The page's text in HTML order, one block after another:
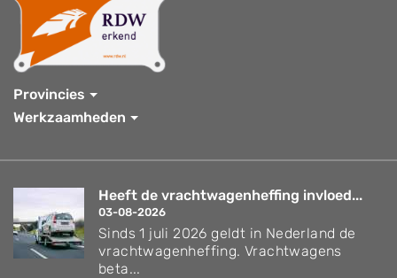
Provincies
Werkzaamheden
Heeft de vrachtwagenheffing invloed...
03-08-2026
Sinds 1 juli 2026 geldt in Nederland de
vrachtwagenheffing. Vrachtwagens
beta...